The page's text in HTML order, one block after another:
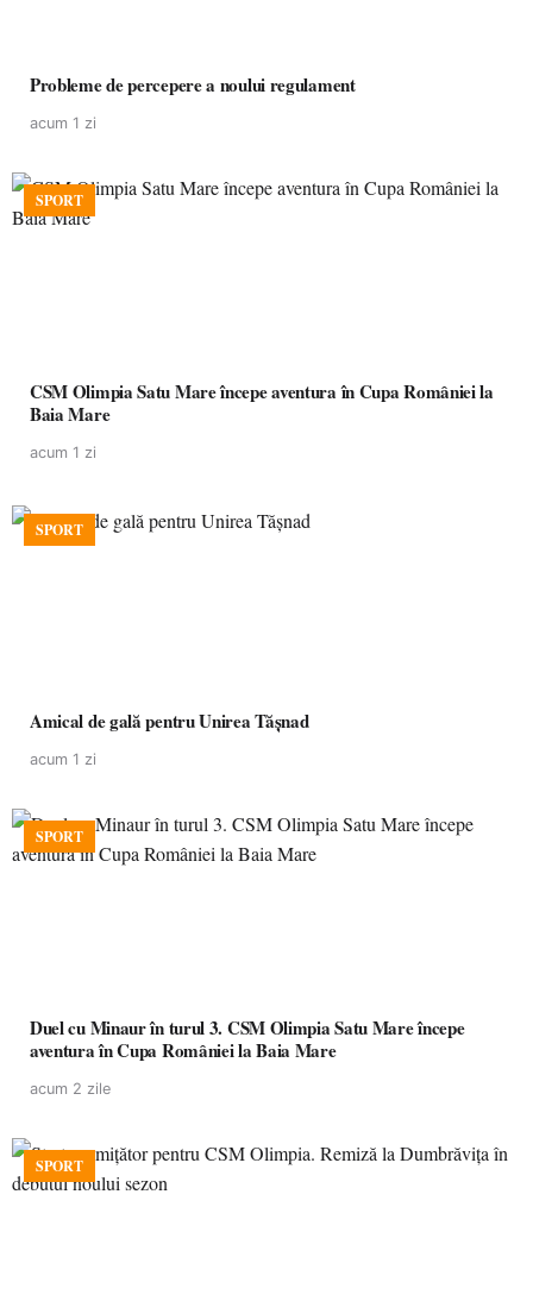
Probleme de percepere a noului regulament
acum 1 zi
SPORT
CSM Olimpia Satu Mare începe aventura în Cupa României la
Baia Mare
acum 1 zi
SPORT
Amical de gală pentru Unirea Tășnad
acum 1 zi
SPORT
Duel cu Minaur în turul 3. CSM Olimpia Satu Mare începe
aventura în Cupa României la Baia Mare
acum 2 zile
SPORT